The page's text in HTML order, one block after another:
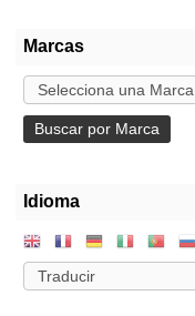
Marcas
Idioma